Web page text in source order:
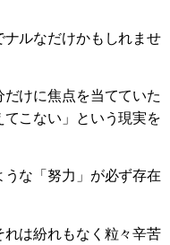
ナルなだけかもしれませ
けに焦点を当てていた
こない」という現実を
うな「努力」が必ず存在
は紛れもなく粒々辛苦